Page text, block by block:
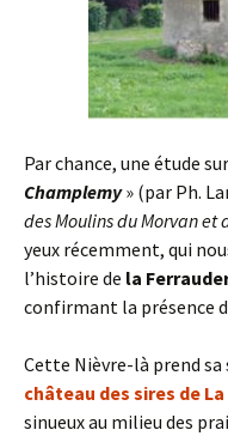
Par chance, une étude
Champlemy » (par Ph.
des Moulins du Morvan et
yeux récemment, qui
l’histoire de la
confirmant la présence
Cette Nièvre-là prend sa
château des sires de
sinueux au milieu des